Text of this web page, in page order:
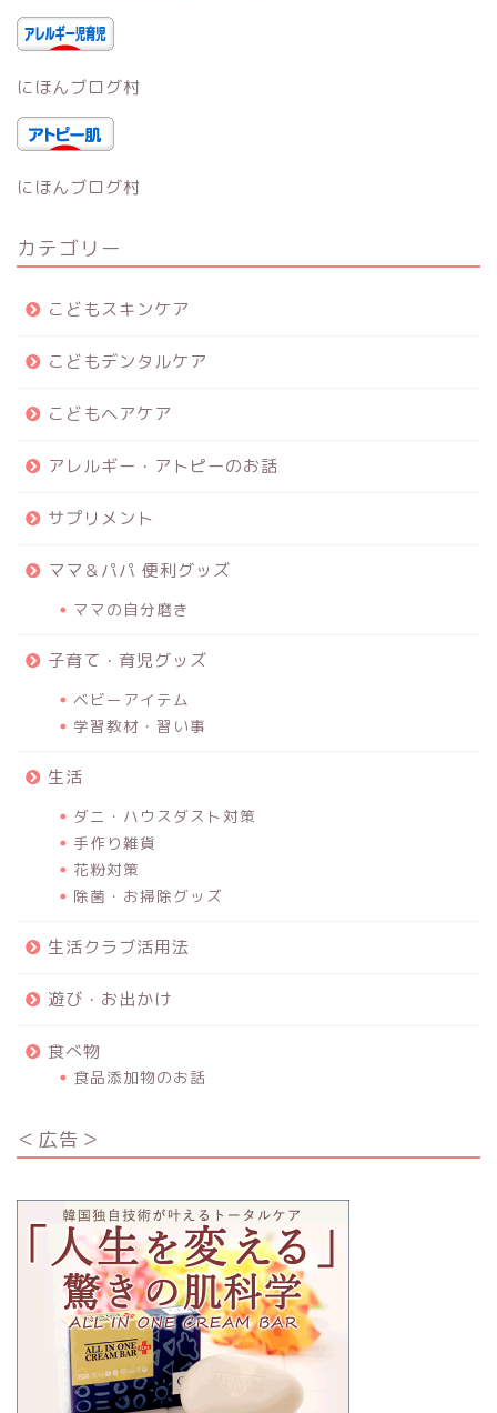
にほんブログ村
にほんブログ村
カテゴリー
こどもスキンケア
こどもデンタルケア
こどもヘアケア
アレルギー・アトピーのお話
サプリメント
ママ＆パパ 便利グッズ
ママの自分磨き
子育て・育児グッズ
ベビーアイテム
学習教材・習い事
生活
ダニ・ハウスダスト対策
手作り雑貨
花粉対策
除菌・お掃除グッズ
生活クラブ活用法
遊び・お出かけ
食べ物
食品添加物のお話
＜広告＞